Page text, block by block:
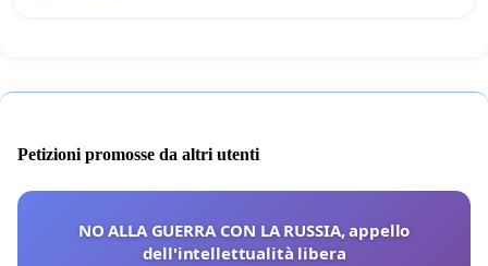
Petizioni promosse da altri utenti
NO ALLA GUERRA CON LA RUSSIA, appello
dell'intellettualità libera